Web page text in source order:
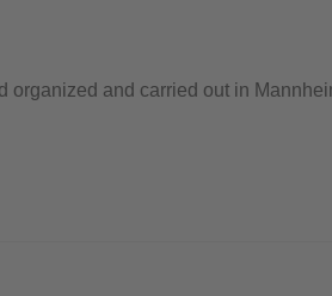
organized and carried out in